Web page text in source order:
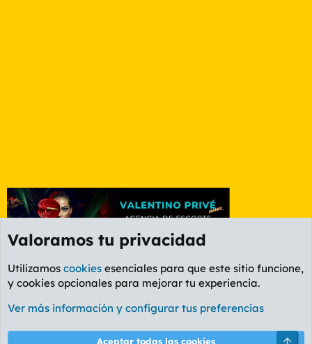
Etiquetas
Cookies
PL OLDSTYLE AMARILLO
Valoramos tu privacidad
Utilizamos cookies esenciales para que este sitio funcione,
y cookies opcionales para mejorar tu experiencia.
Ver más información y configurar tus preferencias
Aceptar todas las cookies